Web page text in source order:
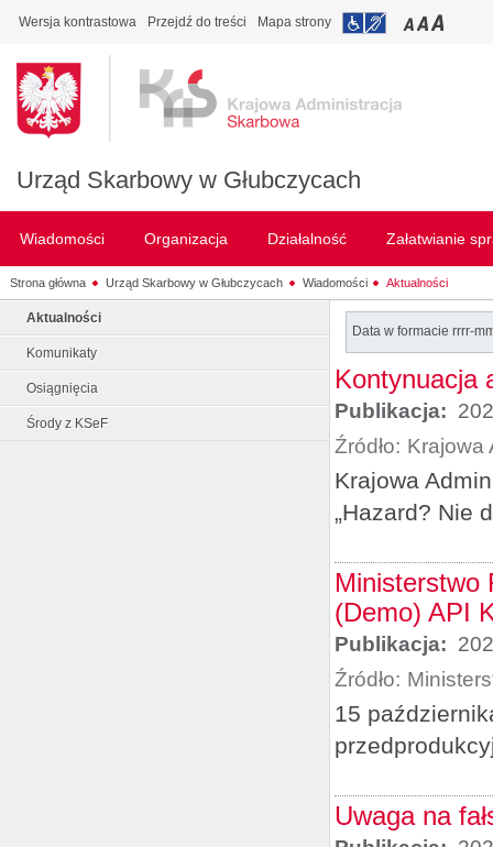
Wersja kontrastowa Przejdź do treści Mapa strony
Urząd Skarbowy w Głubczycach
Wiadomości Organizacja Działalność Załatwianie
Strona główna Urząd Skarbowy w Głubczycach Wiadomości Aktualności
Aktualności
Komunikaty
Osiągnięcia
Środy z KSeF
Data w formacie rrrr-
Kontynuacja
Publikacja:
Źródło: Krajowa
Krajowa
„Hazard? Nie
Ministerstwo
(Demo) API
Publikacja:
Źródło:
15
Uwaga na